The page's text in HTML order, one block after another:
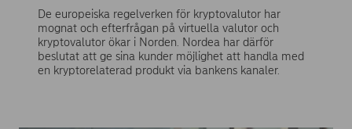
De europeiska regelverken för kryptovalutor har
mognat och efterfrågan på virtuella valutor och
kryptovalutor ökar i Norden. Nordea har därför
beslutat att ge sina kunder möjlighet att handla med
en kryptorelaterad produkt via bankens kanaler.